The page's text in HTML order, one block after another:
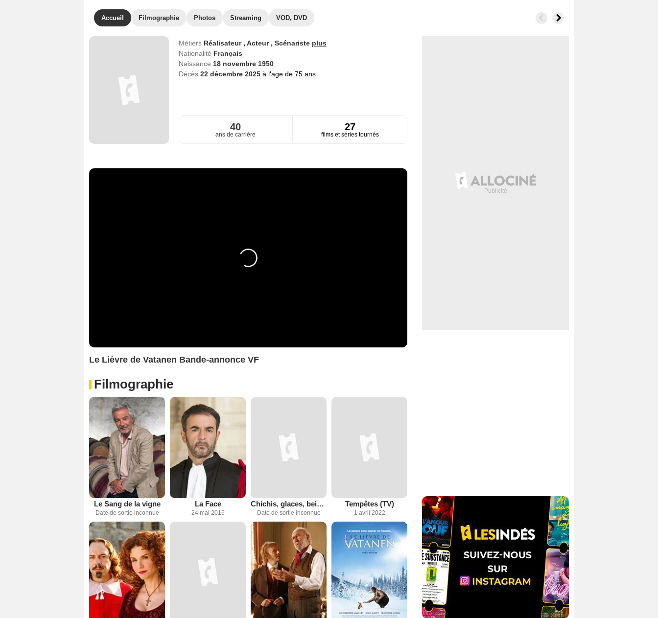
Accueil Filmographie Photos Streaming VOD, DVD
Métiers Réalisateur , Acteur , Scénariste plus
Nationalité Français
Naissance 18 novembre 1950
Décès 22 décembre 2025 à l'age de 75 ans
40
ans de carrière
27
films et séries tournés
Le Lièvre de Vatanen Bande-annonce VF
Filmographie
Le Sang de la vigne
Date de sortie inconnue
La Face
24 mai 2016
Chichis, glaces, beignets
Date de sortie inconnue
Tempêtes (TV)
1 avril 2022